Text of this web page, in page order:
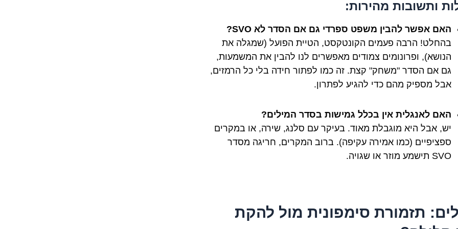
ותשובות מהירות:
האם אפשר להבין משפט ספרדי גם אם הסדר לא SVO?
בהחלט! הרבה פעמים הקונטקסט, הטיית הפועל (שמגלה את
הנושא), ופרונומים צמודים מאפשרים לנו להבין את המשמעות,
גם אם הסדר "משחק" קצת. זה כמו לפתור חידה בלי כל הרמזים,
אבל מספיק מהם כדי להגיע לפתרון.
האם לאנגלית אין בכלל גמישות בסדר המילים?
יש, אבל היא מוגבלת מאוד. בעיקר עם סלנג, שירה, או במקרים
ספציפיים (כמו אמירה עקיפה). ברוב המקרים, חריגה מסדר
SVO תישמע מוזר או שגויה.
תזמורת סימפונית מול להקת